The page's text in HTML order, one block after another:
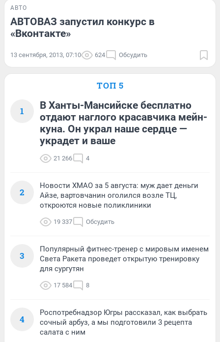
АВТО
АВТОВАЗ запустил конкурс в
«Вконтакте»
13 сентября, 2013, 07:10 624 Обсудить
ТОП 5
1
В Ханты-Мансийске бесплатно
отдают наглого красавчика мейн-
куна. Он украл наше сердце —
украдет и ваше
21 266 4
2
Новости ХМАО за 5 августа: муж дает деньги
Айзе, вартовчанин оголился возле ТЦ,
откроются новые поликлиники
19 337 Обсудить
3
Популярный фитнес-тренер с мировым именем
Света Ракета проведет открытую тренировку
для сургутян
17 584 8
4
Роспотребнадзор Югры рассказал, как выбрать
сочный арбуз, а мы подготовили 3 рецепта
салата с ним